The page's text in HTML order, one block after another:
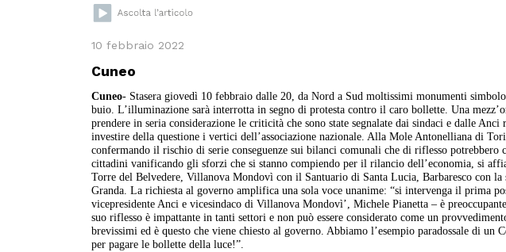
10 febbraio 2022
Cuneo
Cuneo- Stasera giovedì 10 febbraio dalle 20, da Nord a Sud moltissimi monumenti
buio. L’illuminazione sarà interrotta in segno di protesta contro il caro bollette. Una
prendere in seria considerazione le criticità che sono state segnalate dai sindaci e dalle
investire della questione i vertici dell’associazione nazionale. Alla Mole Antonelliana di
confermando il rischio di serie conseguenze sui bilanci comunali che di riflesso
cittadini vanificando gli sforzi che si stanno compiendo per il rilancio dell’economia, si
Torre del Belvedere, Villanova Mondovì con il Santuario di Santa Lucia, Barbaresco con
Granda. La richiesta al governo amplifica una sola voce unanime: “si intervenga il prima
vicepresidente Anci e vicesindaco di Villanova Mondovì’, Michele Pianetta – è
suo riflesso è impattante in tanti settori e non può essere considerato come un
brevissimi ed è questo che viene chiesto al governo. Abbiamo l’esempio paradossale di un
per pagare le bollette della luce!”.